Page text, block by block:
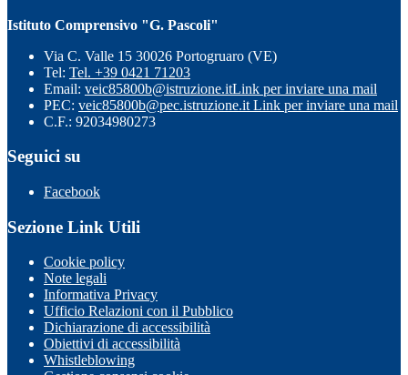
Istituto Comprensivo "G. Pascoli"
Via C. Valle 15 30026 Portogruaro (VE)
Tel: Tel. +39 0421 71203
Email: veic85800b@istruzione.itLink per inviare una mail
PEC: veic85800b@pec.istruzione.it Link per inviare una mail
C.F.: 92034980273
Seguici su
Facebook
Sezione Link Utili
Cookie policy
Note legali
Informativa Privacy
Ufficio Relazioni con il Pubblico
Dichiarazione di accessibilità
Obiettivi di accessibilità
Whistleblowing